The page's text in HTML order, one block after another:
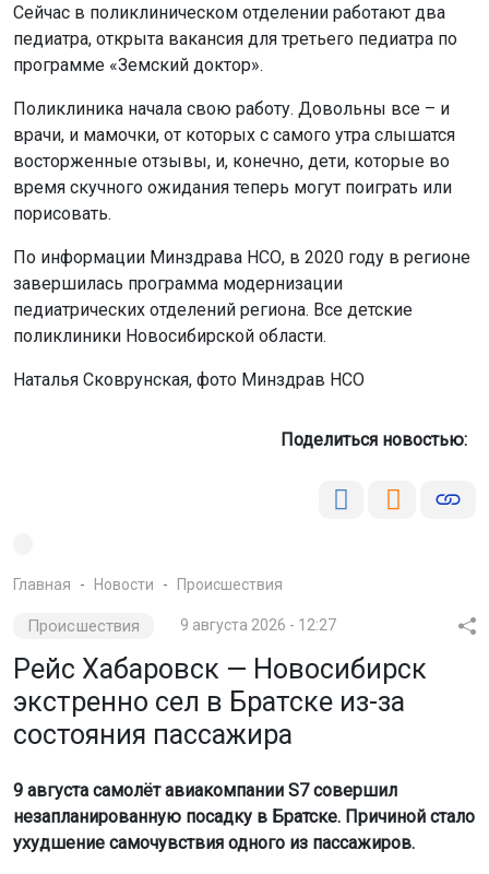
Сейчас в поликлиническом отделении работают два
педиатра, открыта вакансия для третьего педиатра по
программе «Земский доктор».
Поликлиника начала свою работу. Довольны все – и
врачи, и мамочки, от которых с самого утра слышатся
восторженные отзывы, и, конечно, дети, которые во
время скучного ожидания теперь могут поиграть или
порисовать.
По информации Минздрава НСО, в 2020 году в регионе
завершилась программа модернизации
педиатрических отделений региона. Все детские
поликлиники Новосибирской области.
Наталья Сковрунская, фото Минздрав НСО
Поделиться новостью:
Главная Новости Происшествия
Происшествия 9 августа 2026 - 12:27
Рейс Хабаровск — Новосибирск
экстренно сел в Братске из-за
состояния пассажира
9 августа самолёт авиакомпании S7 совершил
незапланированную посадку в Братске. Причиной стало
ухудшение самочувствия одного из пассажиров.